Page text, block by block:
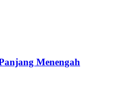
Menengah